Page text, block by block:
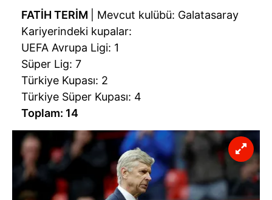
FATİH TERİM
| Mevcut kulübü: Galatasaray
Kariyerindeki kupalar:
UEFA Avrupa Ligi: 1
Süper Lig: 7
Türkiye Kupası: 2
Türkiye Süper Kupası: 4
Toplam: 14